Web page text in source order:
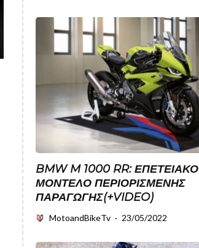
BMW M 1000 RR: ΕΠΕΤΕΙΑΚΌ
ΜΟΝΤΈΛΟ ΠΕΡΙΟΡΙΣΜΈΝΗΣ
ΠΑΡΑΓΩΓΉΣ(+VIDEO)
MotoandBikeTv · 23/05/2022